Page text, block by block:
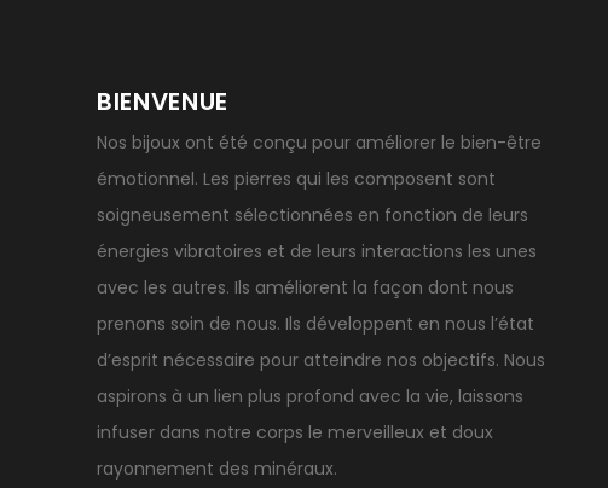
BIENVENUE
Nos bijoux ont été conçu pour améliorer le bien-être
émotionnel. Les pierres qui les composent sont
soigneusement sélectionnées en fonction de leurs
énergies vibratoires et de leurs interactions les unes
avec les autres. Ils améliorent la façon dont nous
prenons soin de nous. Ils développent en nous l’état
d’esprit nécessaire pour atteindre nos objectifs. Nous
aspirons à un lien plus profond avec la vie, laissons
infuser dans notre corps le merveilleux et doux
rayonnement des minéraux.